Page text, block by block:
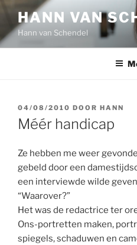
Ga
de
inhoud
HANN VAN
Hann van Schendel
GEPLAATST
OP
04/08/2010 DOOR HANN
Méér handicap
Ze hebben me weer
gebeld door een
een interviewde wilde
“Waarover?”
Het was de redactrice ter
Ons-portretten maken,
spiegels, schaduwen en